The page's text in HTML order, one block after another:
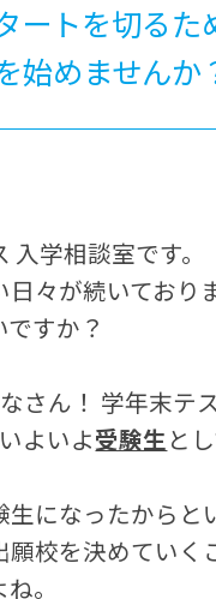
ートを切るた
始めませんか
学相談室です。
日々が続いており
すか？
さん！ 学年末テ
よいよ受験生と
生になったからと
願校を決めていく
。